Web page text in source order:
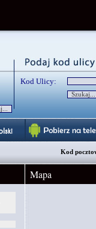
Kod Ulicy:
Kod
Mapa